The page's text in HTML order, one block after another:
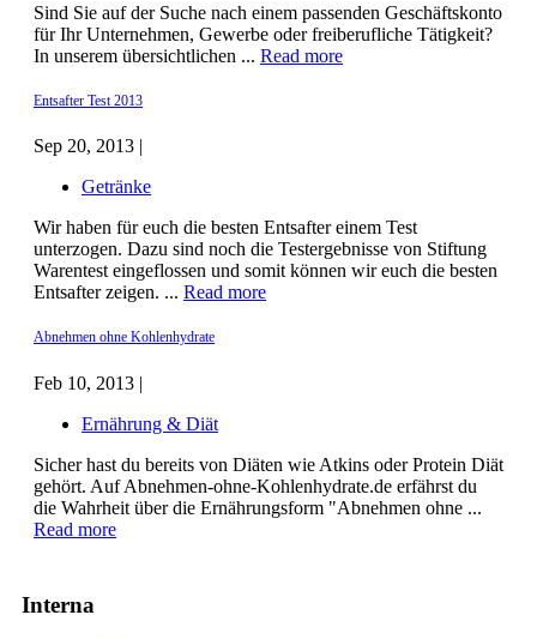
Sind Sie auf der Suche nach einem passenden Geschäftskonto
für Ihr Unternehmen, Gewerbe oder freiberufliche Tätigkeit?
In unserem übersichtlichen ... Read more
Entsafter Test 2013
Sep 20, 2013 |
Getränke
Wir haben für euch die besten Entsafter einem Test
unterzogen. Dazu sind noch die Testergebnisse von Stiftung
Warentest eingeflossen und somit können wir euch die besten
Entsafter zeigen. ... Read more
Abnehmen ohne Kohlenhydrate
Feb 10, 2013 |
Ernährung & Diät
Sicher hast du bereits von Diäten wie Atkins oder Protein Diät
gehört. Auf Abnehmen-ohne-Kohlenhydrate.de erfährst du
die Wahrheit über die Ernährungsform "Abnehmen ohne ...
Read more
Interna